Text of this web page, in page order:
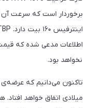
نخواهد بود.
تاکنون می‌دانیم که
میلادی اتفاق خواهد